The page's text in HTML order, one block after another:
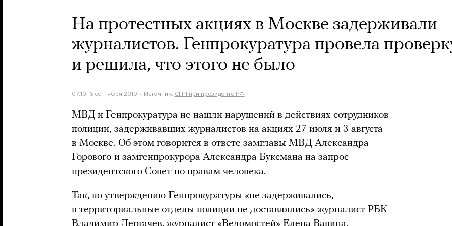
На протестных акциях в Москве задерживали
журналистов. Генпрокуратура провела
и решила, что этого не было
07:10, 6 сентября 2019 Источник: СПЧ при президенте РФ
МВД и Генпрокуратура не нашли нарушений в действиях сотрудников
полиции, задерживавших журналистов на акциях 27 июля и 3 августа
в Москве. Об этом говорится в ответе замглавы МВД Александра
Горового и замгенпрокурора Александра Буксмана на запрос
президентского Совет по правам человека.
Так, по утверждению Генпрокуратуры «не задерживались,
в территориальные отделы полиции не доставлялись» журналист РБК
Владимир Дергачев, журналист «Ведомостей» Елена Вавина,